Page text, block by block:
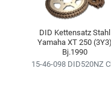
Kitkonfigurator ändern.
Wir empfehlen, sich für
Erstausrüsterqualität zu
(siehe Ergebnisse der
DID Kettensatz Stahl
Yamaha XT 250 (3Y3)
Bj.1990
15-46-098 DID520NZ